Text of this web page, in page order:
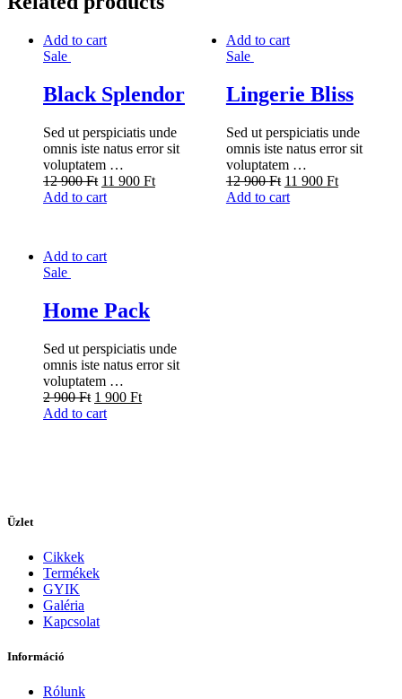
Add to cart
Sale
Black Splendor
Sed ut perspiciatis unde
omnis iste natus error sit
voluptatem …
12 900Ft 11 900 Ft
Add to cart
Add to cart
Sale
Lingerie Bliss
Sed ut perspiciatis unde
omnis iste natus error sit
voluptatem …
12 900Ft 11 900 Ft
Add to cart
Add to cart
Sale
Home Pack
Sed ut perspiciatis unde
omnis iste natus error sit
voluptatem …
2 900Ft 1 900 Ft
Add to cart
Üzlet
Cikkek
Termékek
GYIK
Galéria
Kapcsolat
Információ
Rólunk